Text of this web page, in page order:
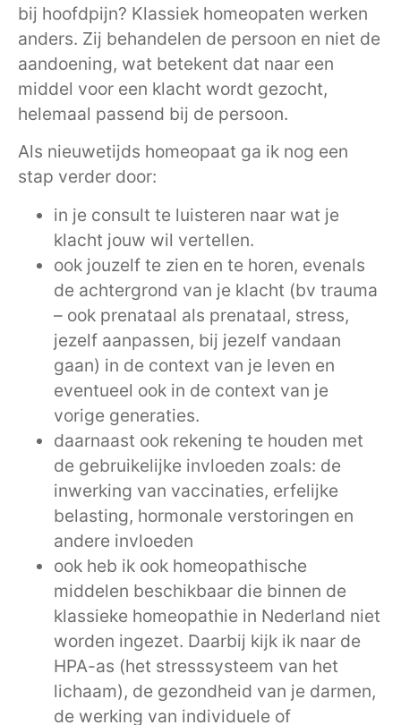
bij hoofdpijn? Klassiek homeopaten werken
anders. Zij behandelen de persoon en niet de
aandoening, wat betekent dat naar een
middel voor een klacht wordt gezocht,
helemaal passend bij de persoon.
Als nieuwetijds homeopaat ga ik nog een
stap verder door:
in je consult te luisteren naar wat je
klacht jouw wil vertellen.
ook jouzelf te zien en te horen, evenals
de achtergrond van je klacht (bv trauma
– ook prenataal als prenataal, stress,
jezelf aanpassen, bij jezelf vandaan
gaan) in de context van je leven en
eventueel ook in de context van je
vorige generaties.
daarnaast ook rekening te houden met
de gebruikelijke invloeden zoals: de
inwerking van vaccinaties, erfelijke
belasting, hormonale verstoringen en
andere invloeden
ook heb ik ook homeopathische
middelen beschikbaar die binnen de
klassieke homeopathie in Nederland niet
worden ingezet. Daarbij kijk ik naar de
HPA-as (het stresssysteem van het
lichaam), de gezondheid van je darmen,
de werking van individuele of